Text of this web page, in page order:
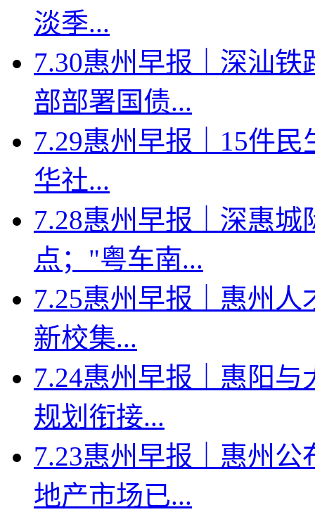
淡季...
7.30惠州早报｜深汕
部部署国债...
7.29惠州早报｜15件
华社...
7.28惠州早报｜深惠
点；"粤车南...
7.25惠州早报｜惠州
新校集...
7.24惠州早报｜惠阳
规划衔接...
7.23惠州早报｜惠州
地产市场已...